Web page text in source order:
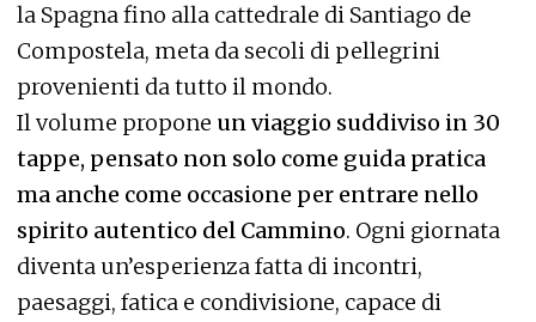
la Spagna fino alla cattedrale di Santiago de
Compostela, meta da secoli di pellegrini
provenienti da tutto il mondo.
Il volume propone un viaggio suddiviso in 30
tappe, pensato non solo come guida pratica
ma anche come occasione per entrare nello
spirito autentico del Cammino. Ogni giornata
diventa un’esperienza fatta di incontri,
paesaggi, fatica e condivisione, capace di